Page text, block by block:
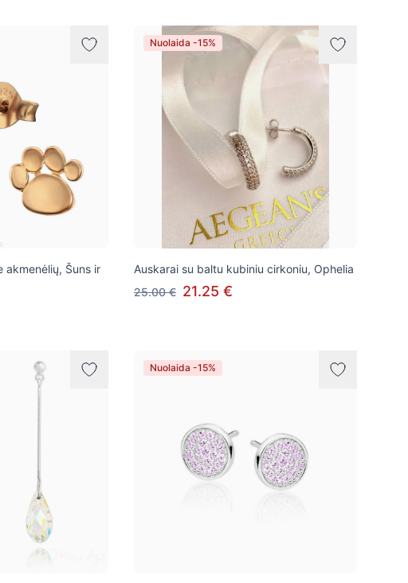
akmenėlių, Šuns ir
Nuolaida -15%
Auskarai su baltu kubiniu cirkoniu, Ophelia
25.00 € 21.25 €
Nuolaida -15%